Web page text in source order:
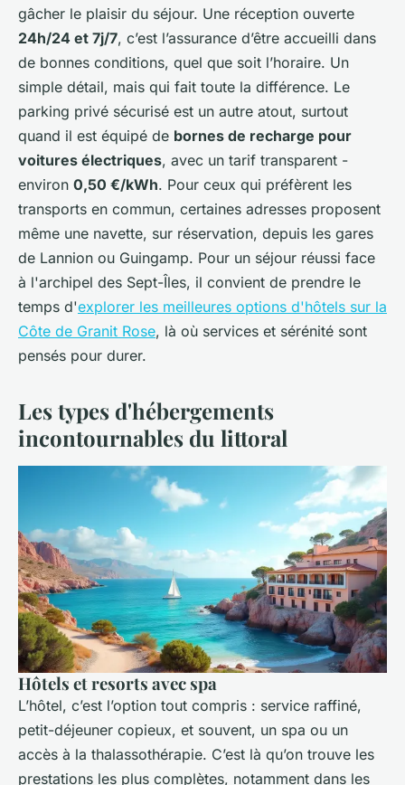
gâcher le plaisir du séjour. Une réception ouverte
24h/24 et 7j/7, c’est l’assurance d’être accueilli dans
de bonnes conditions, quel que soit l’horaire. Un
simple détail, mais qui fait toute la différence. Le
parking privé sécurisé est un autre atout, surtout
quand il est équipé de bornes de recharge pour
voitures électriques, avec un tarif transparent -
environ 0,50 €/kWh. Pour ceux qui préfèrent les
transports en commun, certaines adresses proposent
même une navette, sur réservation, depuis les gares
de Lannion ou Guingamp. Pour un séjour réussi face
à l'archipel des Sept-Îles, il convient de prendre le
temps d'explorer les meilleures options d'hôtels sur la
Côte de Granit Rose, là où services et sérénité sont
pensés pour durer.
Les types d'hébergements
incontournables du littoral
Hôtels et resorts avec spa
L’hôtel, c’est l’option tout compris : service raffiné,
petit-déjeuner copieux, et souvent, un spa ou un
accès à la thalassothérapie. C’est là qu’on trouve les
prestations les plus complètes, notamment dans les